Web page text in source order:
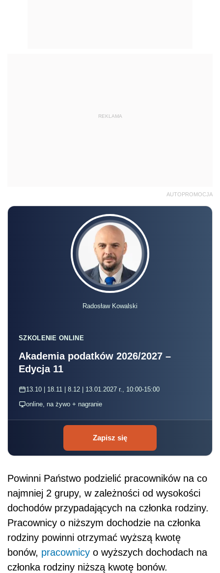
REKLAMA
AUTOPROMOCJA
Radosław Kowalski
SZKOLENIE ONLINE
Akademia podatków 2026/2027 –
Edycja 11
13.10 | 18.11 | 8.12 | 13.01.2027 r., 10:00-15:00
online, na żywo + nagranie
Zapisz się
Powinni Państwo podzielić pracowników na co
najmniej 2 grupy, w zależności od wysokości
dochodów przypadających na członka rodziny.
Pracownicy o niższym dochodzie na członka
rodziny powinni otrzymać wyższą kwotę
bonów, pracownicy o wyższych dochodach na
członka rodziny niższą kwotę bonów.